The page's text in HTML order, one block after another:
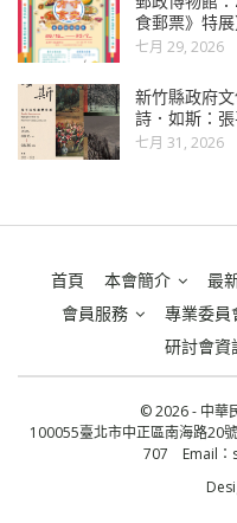
食郵票》特展
七月 29, 2026
新竹縣政府
詩．如斯：張
七月 31, 2026
首頁 本會簡介 最
會員服務
專業委員
研討會資
© 2026 - 中華
100055臺北市中正區南海路20
707 Email：